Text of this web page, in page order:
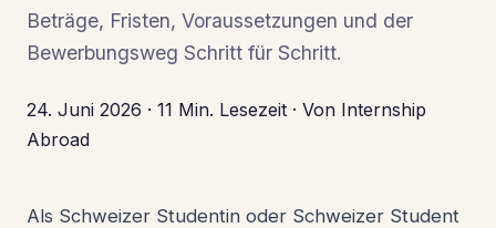
Beträge, Fristen, Voraussetzungen und der
Bewerbungsweg Schritt für Schritt.
24. Juni 2026 · 11 Min. Lesezeit · Von Internship
Abroad
Als Schweizer Studentin oder Schweizer Student